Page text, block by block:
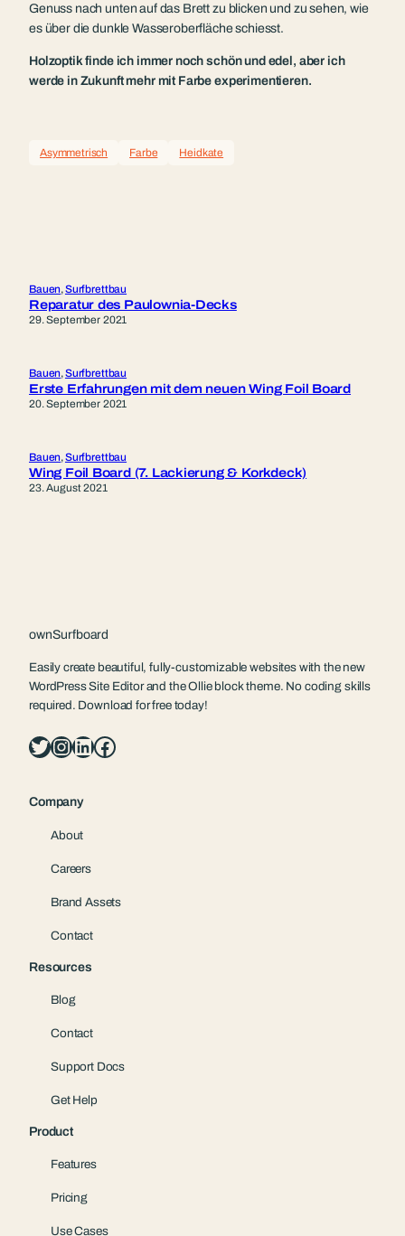
Genuss nach unten auf das Brett zu blicken und zu sehen, wie
es über die dunkle Wasseroberfläche schiesst.
Holzoptik finde ich immer noch schön und edel, aber ich
werde in Zukunft mehr mit Farbe experimentieren.
Asymmetrisch Farbe Heidkate
Bauen, Surfbrettbau
Reparatur des Paulownia-Decks
29. September 2021
Bauen, Surfbrettbau
Erste Erfahrungen mit dem neuen Wing Foil Board
20. September 2021
Bauen, Surfbrettbau
Wing Foil Board (7. Lackierung & Korkdeck)
23. August 2021
ownSurfboard
Easily create beautiful, fully-customizable websites with the new
WordPress Site Editor and the Ollie block theme. No coding skills
required. Download for free today!
Twitter InstagramLinkedIn Facebook
Company
About
Careers
Brand Assets
Contact
Resources
Blog
Contact
Support Docs
Get Help
Product
Features
Pricing
Use Cases